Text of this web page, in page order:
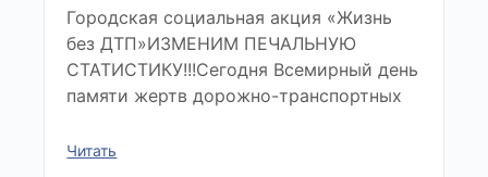
Городская социальная акция «Жизнь
без ДТП»ИЗМЕНИМ ПЕЧАЛЬНУЮ
СТАТИСТИКУ!!!Сегодня Всемирный день
памяти жертв дорожно-транспортных
Читать